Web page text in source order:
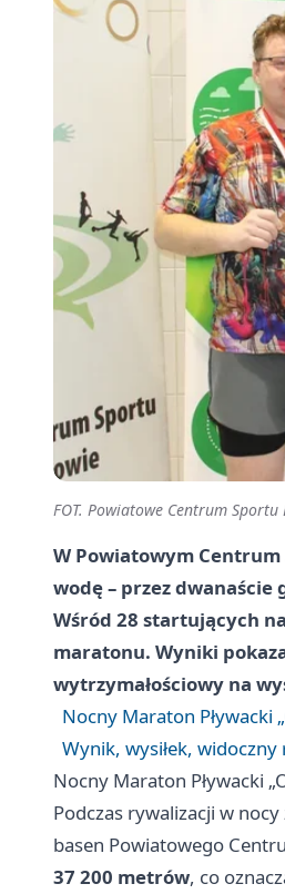
FOT. Powiatowe Centrum Sportu
W Powiatowym
wodę – przez
Wśród 28 startujących
maratonu. Wyniki
wytrzymałościowy na
Nocny Maraton Pływacki
Wynik, wysiłek, widoczny
Nocny Maraton Pływacki
Podczas rywalizacji w
basen Powiatowego
37 200 metrów, co